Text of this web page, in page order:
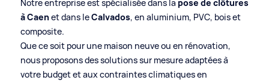
Notre entreprise est spécialisée dans la pose de clôtures
à Caenet dans leCalvados, en aluminium, PVC, bois et
composite.
Que ce soit pour une maison neuve ou en rénovation,
nous proposons des solutions sur mesure adaptées à
votre budget et aux contraintes climatiques en